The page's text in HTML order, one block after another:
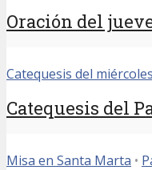
Oración del
Catequesis del miércoles
Catequesis del
Misa en Santa Marta •